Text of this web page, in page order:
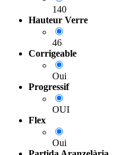
140
Hauteur Verre
46
Corrigeable
Oui
Progressif
OUI
Flex
Oui